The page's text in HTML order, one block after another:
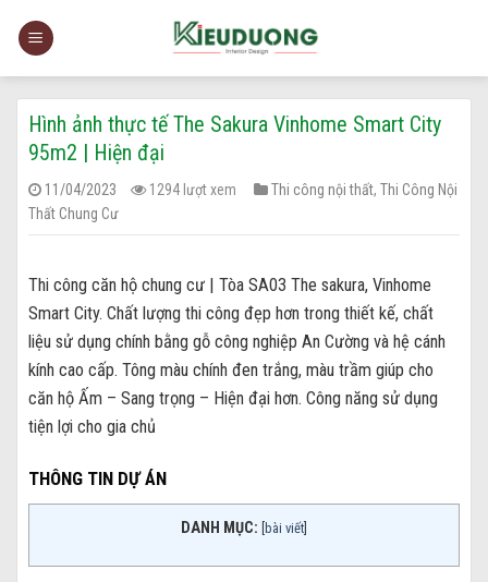
Hình ảnh thực tế The Sakura Vinhome Smart City
95m2 | Hiện đại
11/04/2023 1294 lượt xem Thi công nội thất, Thi Công Nội
Thất Chung Cư
Thi công căn hộ chung cư | Tòa SA03 The sakura, Vinhome
Smart City. Chất lượng thi công đẹp hơn trong thiết kế, chất
liệu sử dụng chính bằng gỗ công nghiệp An Cường và hệ cánh
kính cao cấp. Tông màu chính đen trắng, màu trầm giúp cho
căn hộ Ấm – Sang trọng – Hiện đại hơn. Công năng sử dụng
tiện lợi cho gia chủ
THÔNG TIN DỰ ÁN
DANH MỤC: bài viết